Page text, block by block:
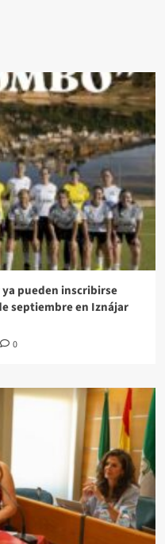
ya pueden inscribirse
septiembre en Iznájar
0